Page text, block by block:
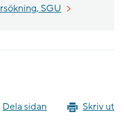
SGU Länk till
Skriv ut
Dela sidan